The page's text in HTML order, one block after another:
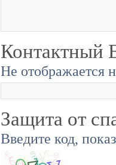
Контактный
Не отображается
Защита от
Введите код,